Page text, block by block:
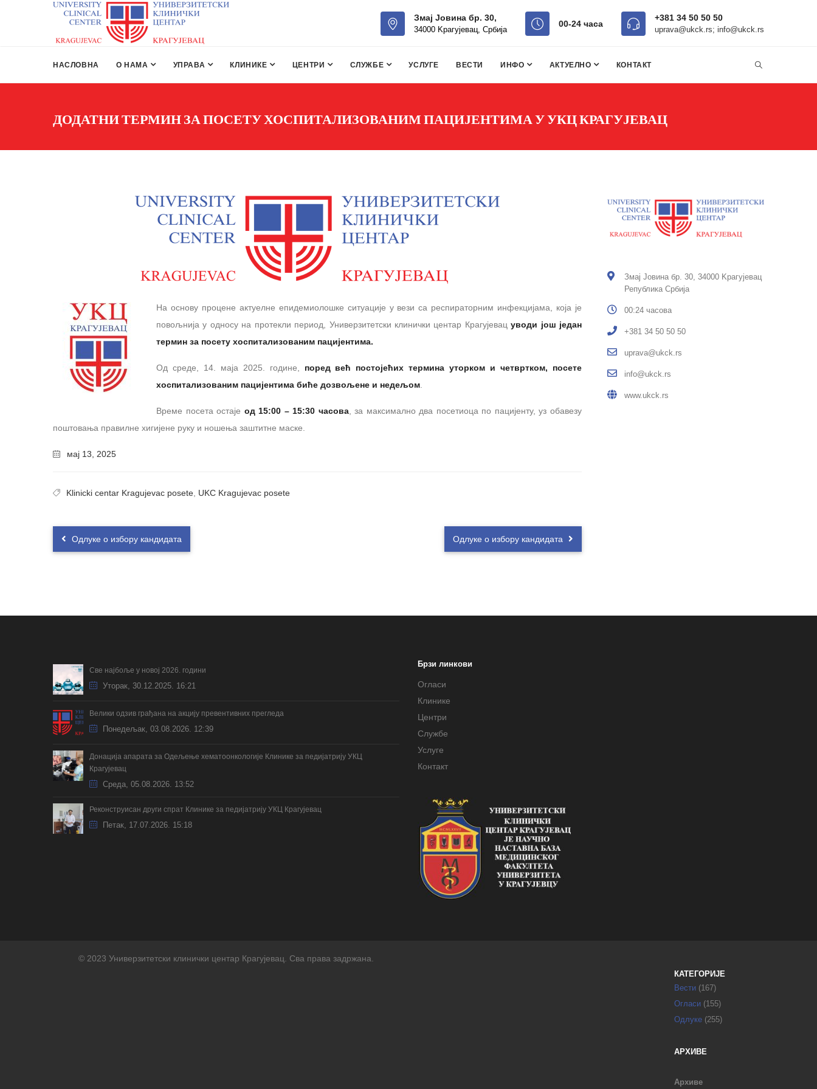
Змај Јовина бр. 30,
34000 Kрагујевац, Србија
00-24 часa
+381 34 50 50 50
uprava@ukck.rs; info@ukck.rs
НАСЛОВНА О НАМА УПРАВА КЛИНИКЕ ЦЕНТРИ СЛУЖБЕ УСЛУГЕ ВЕСТИ ИНФО АКТУЕЛНО КОНТАКТ
ДОДАТНИ ТЕРМИН ЗА ПОСЕТУ ХОСПИТАЛИЗОВАНИМ ПАЦИЈЕНТИМА У УКЦ КРАГУЈЕВАЦ
На основу процене актуелне епидемиолошке ситуације у вези са респираторним инфекцијама, која је
повољнија у односу на протекли период, Универзитетски клинички центар Крагујевацуводи још један
термин за посету хоспитализованим пацијентима.
Од среде, 14. маја 2025. године, поред већ постојећих термина уторком и четвртком, посете
хоспитализованим пацијентима биће дозвољене и недељом
Време посета остаје од 15:00 – 15:30 часова, за максимално два посетиоца по пацијенту, уз обавезу
поштовања правилне хигијене руку и ношења заштитне маске.
мај 13, 2025
Klinicki centar Kragujevac posete UKC Kragujevac posete
Одлуке о избору кандидата Одлуке о избору кандидата
Змај Јовина бр. 30, 34000 Kрагујевац
Република Србија
00:24 часова
+381 34 50 50 50
uprava@ukck.rs
info@ukck.rs
www.ukck.rs
Све најбоље у новој 2026. години
Уторак, 30.12.2025. 16:21
Велики одзив грађана на акцију превентивних прегледа
Понедељак, 03.08.2026. 12:39
Донација апарата за Одељење хематоонкологије Клинике за педијатрију УКЦ
Крагујевац
Cреда, 05.08.2026. 13:52
Реконструисан други спрат Клинике за педијатрију УКЦ Крагујевац
Петак, 17.07.2026. 15:18
Брзи линкови
Огласи
Клинике
Центри
Службе
Услуге
Контакт
© 2023 Универзитетски клинички центар Крагујевац. Сва права задржана.
КАТЕГОРИЈЕ
Вести (167)
Огласи (155)
Одлуке (255)
АРХИВЕ
Архиве